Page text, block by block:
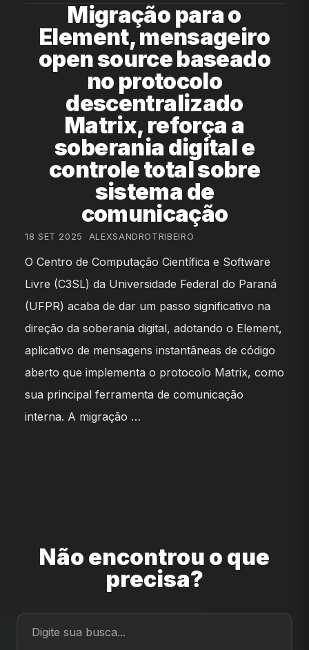
Migração para o
Element, mensageiro
open source baseado
no protocolo
descentralizado
Matrix, reforça a
soberania digital e
controle total sobre
sistema de
comunicação
18 SET 2025 ALEXSANDROTRIBEIRO
O Centro de Computação Científica e Software
Livre (C3SL) da Universidade Federal do Paraná
(UFPR) acaba de dar um passo significativo na
direção da soberania digital, adotando o Element,
aplicativo de mensagens instantâneas de código
aberto que implementa o protocolo Matrix, como
sua principal ferramenta de comunicação
interna. A migração …
Não encontrou o que
precisa?